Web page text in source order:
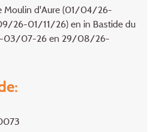
Moulin d'Aure (01/04/26-
26-01/11/26) en in Bastide du
03/07-26 en 29/08/26-